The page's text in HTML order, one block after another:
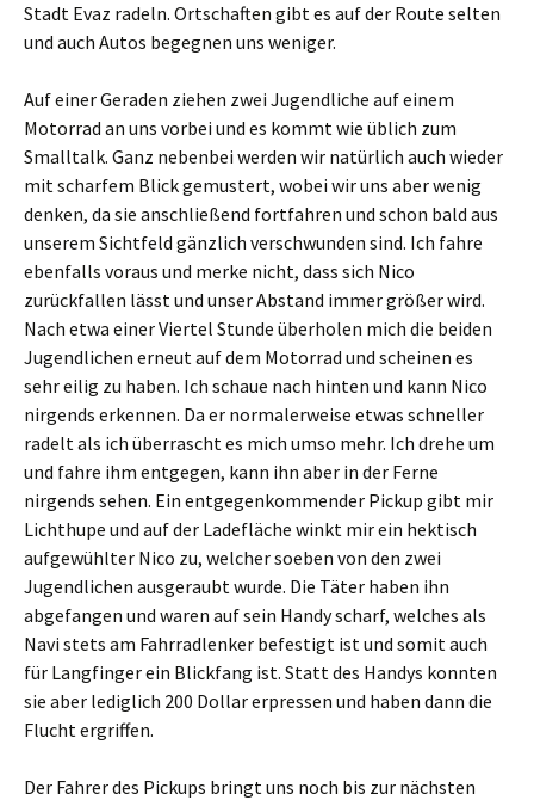
Stadt Evaz radeln. Ortschaften gibt es auf der Route selten
und auch Autos begegnen uns weniger.
Auf einer Geraden ziehen zwei Jugendliche auf einem
Motorrad an uns vorbei und es kommt wie üblich zum
Smalltalk. Ganz nebenbei werden wir natürlich auch wieder
mit scharfem Blick gemustert, wobei wir uns aber wenig
denken, da sie anschließend fortfahren und schon bald aus
unserem Sichtfeld gänzlich verschwunden sind. Ich fahre
ebenfalls voraus und merke nicht, dass sich Nico
zurückfallen lässt und unser Abstand immer größer wird.
Nach etwa einer Viertel Stunde überholen mich die beiden
Jugendlichen erneut auf dem Motorrad und scheinen es
sehr eilig zu haben. Ich schaue nach hinten und kann Nico
nirgends erkennen. Da er normalerweise etwas schneller
radelt als ich überrascht es mich umso mehr. Ich drehe um
und fahre ihm entgegen, kann ihn aber in der Ferne
nirgends sehen. Ein entgegenkommender Pickup gibt mir
Lichthupe und auf der Ladefläche winkt mir ein hektisch
aufgewühlter Nico zu, welcher soeben von den zwei
Jugendlichen ausgeraubt wurde. Die Täter haben ihn
abgefangen und waren auf sein Handy scharf, welches als
Navi stets am Fahrradlenker befestigt ist und somit auch
für Langfinger ein Blickfang ist. Statt des Handys konnten
sie aber lediglich 200 Dollar erpressen und haben dann die
Flucht ergriffen.
Der Fahrer des Pickups bringt uns noch bis zur nächsten